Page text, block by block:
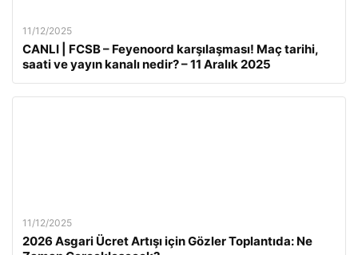
11/12/2025
CANLI | FCSB – Feyenoord karşılaşması! Maç tarihi,
saati ve yayın kanalı nedir? – 11 Aralık 2025
11/12/2025
2026 Asgari Ücret Artışı için Gözler Toplantıda: Ne